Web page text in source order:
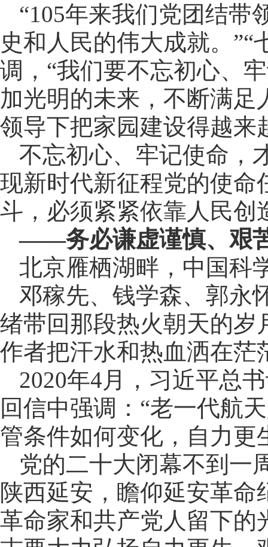
“105年来我们党团结带
史和人民的伟大成就。
调，“我们要不忘初心、
加光明的未来，不断满
领导下把家园建设得越来
不忘初心、牢记使命，
现新时代新征程党的使命
斗，必须紧紧依靠人民创
——务必谦虚谨慎、艰
北京雁栖湖畔，中国科
邓稼先、钱学森、郭
绪带回那段热火朝天的岁
作者把汗水和热血洒在茫
2020年4月，习近平总
回信中强调：“老一代航
管条件如何变化，自力更
党的二十大闭幕不到一
陕西延安，瞻仰延安革
革命家和共产党人留下的